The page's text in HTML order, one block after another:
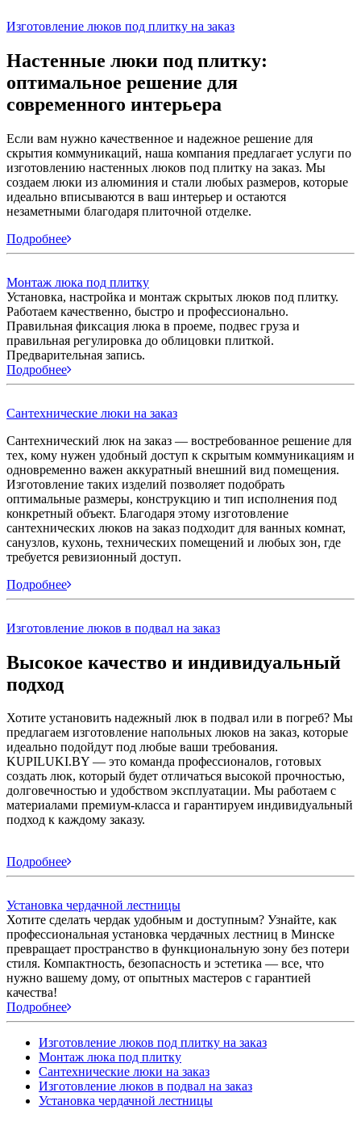
Изготовление люков под плитку на заказ
Настенные люки под плитку:
оптимальное решение для
современного интерьера
Если вам нужно качественное и надежное решение для
скрытия коммуникаций, наша компания предлагает услуги по
изготовлению настенных люков под плитку на заказ. Мы
создаем люки из алюминия и стали любых размеров, которые
идеально вписываются в ваш интерьер и остаются
незаметными благодаря плиточной отделке.
Подробнее
Монтаж люка под плитку
Установка, настройка и монтаж скрытых люков под плитку.
Работаем качественно, быстро и профессионально.
Правильная фиксация люка в проеме, подвес груза и
правильная регулировка до облицовки плиткой.
Предварительная запись.
Подробнее
Сантехнические люки на заказ
Сантехнический люк на заказ — востребованное решение для
тех, кому нужен удобный доступ к скрытым коммуникациям и
одновременно важен аккуратный внешний вид помещения.
Изготовление таких изделий позволяет подобрать
оптимальные размеры, конструкцию и тип исполнения под
конкретный объект. Благодаря этому изготовление
сантехнических люков на заказ подходит для ванных комнат,
санузлов, кухонь, технических помещений и любых зон, где
требуется ревизионный доступ.
Подробнее
Изготовление люков в подвал на заказ
Высокое качество и индивидуальный
подход
Хотите установить надежный люк в подвал или в погреб? Мы
предлагаем изготовление напольных люков на заказ, которые
идеально подойдут под любые ваши требования.
KUPILUKI.BY — это команда профессионалов, готовых
создать люк, который будет отличаться высокой прочностью,
долговечностью и удобством эксплуатации. Мы работаем с
материалами премиум-класса и гарантируем индивидуальный
подход к каждому заказу.
Подробнее
Установка чердачной лестницы
Хотите сделать чердак удобным и доступным? Узнайте, как
профессиональная установка чердачных лестниц в Минске
превращает пространство в функциональную зону без потери
стиля. Компактность, безопасность и эстетика — все, что
нужно вашему дому, от опытных мастеров с гарантией
качества!
Подробнее
Изготовление люков под плитку на заказ
Монтаж люка под плитку
Сантехнические люки на заказ
Изготовление люков в подвал на заказ
Установка чердачной лестницы